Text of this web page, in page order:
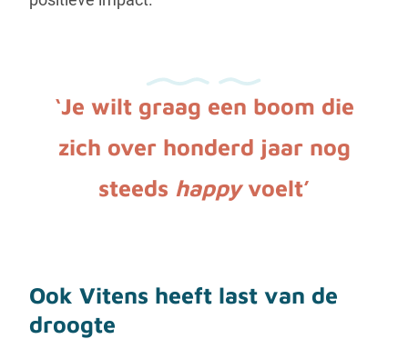
‘Je wilt graag een boom die
zich over honderd jaar nog
steeds happyvoelt’
Ook Vitens heeft last van de
droogte